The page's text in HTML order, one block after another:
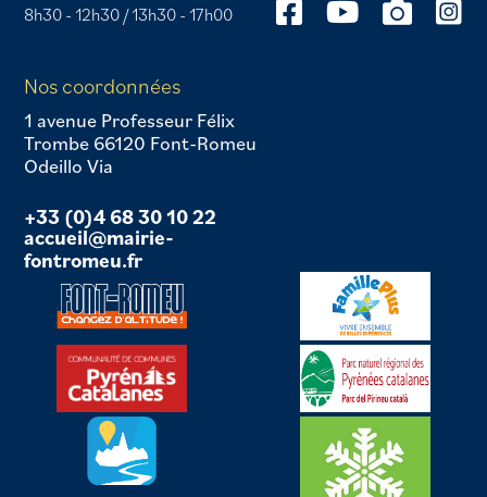
8h30 - 12h30 / 13h30 - 17h00
Nos coordonnées
1 avenue Professeur Félix
Trombe 66120 Font-Romeu
Odeillo Via
+33 (0)4 68 30 10 22
accueil@mairie-
fontromeu.fr